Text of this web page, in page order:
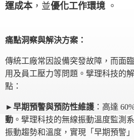
運成本 ，並優化工作環境 。
痛點洞察與解決方案：
傳統工廠常因設備突發故障，而面
用及員工壓力等問題。擘理科技的
點：
►早期預警與預防性維護 ：高達
動 。擘理科技的無線振動溫度監測
振動趨勢和溫度，實現「早期預警